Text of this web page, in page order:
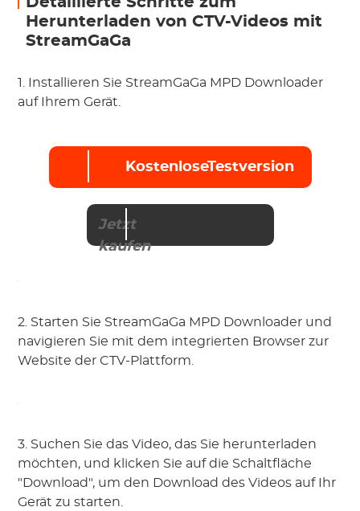
Herunterladen von CTV-Videos mit
StreamGaGa
1. Installieren Sie StreamGaGa MPD Downloader
auf Ihrem Gerät.
KostenloseTestversion
Jetzt
kaufen
2. Starten Sie StreamGaGa MPD Downloader und
navigieren Sie mit dem integrierten Browser zur
Website der CTV-Plattform.
3. Suchen Sie das Video, das Sie herunterladen
möchten, und klicken Sie auf die Schaltfläche
"Download", um den Download des Videos auf Ihr
Gerät zu starten.